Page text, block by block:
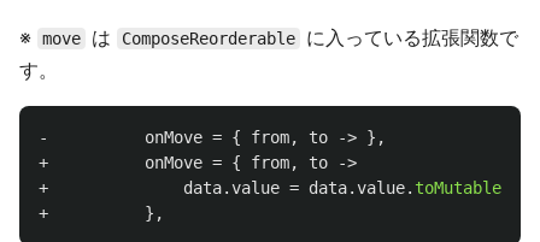
※ move は ComposeReorderable
に入っている拡張関数で
す。
- onMove = { from, to -> },
+
onMove = { from, to
->
+
data.value = data.value. toMutableList
+
},